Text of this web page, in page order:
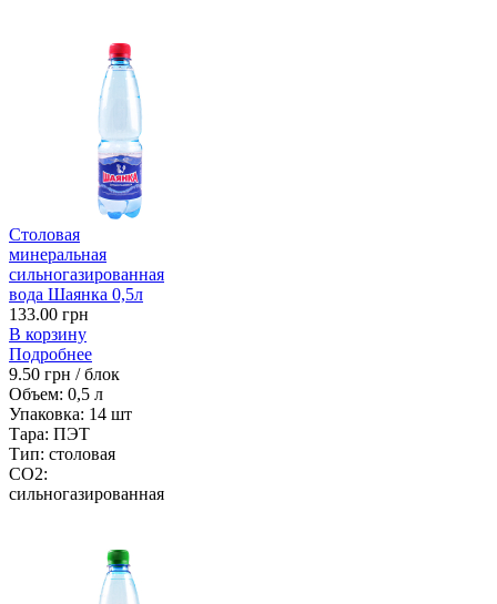
Столовая
минеральная
сильногазированная
вода Шаянка 0,5л
133.00 грн
В корзину
Подробнее
9.50 грн / блок
Объем: 0,5 л
Упаковка: 14 шт
Тара: ПЭТ
Тип: столовая
CO2:
сильногазированная